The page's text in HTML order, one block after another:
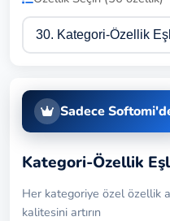
Sadece
Kategori-Özellik
Her kategoriye özel özellik
kalitesini artırın